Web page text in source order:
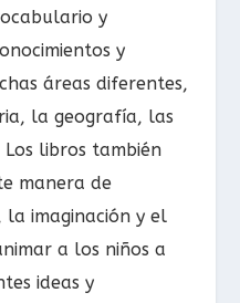
y
y
áreas diferentes,
la geografía, las
libros también
manera de
imaginación y el
a los niños a
ideas y